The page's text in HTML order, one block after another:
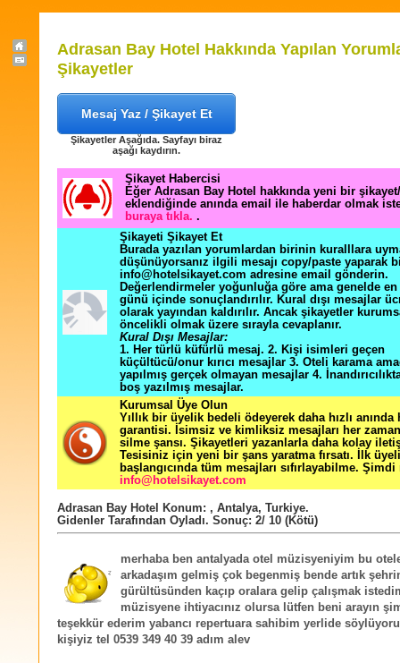
Adrasan Bay Hotel Hakkında Yapılan
Şikayetler
Mesaj Yaz / Şikayet Et
Şikayetler Aşağıda. Sayfayı biraz
aşağı kaydırın.
Şikayet Habercisi
Eğer Adrasan Bay Hotel hakkında yeni bir
eklendiğinde anında email ile haberdar olmak
buraya tıkla. .
Şikayeti Şikayet Et
Burada yazılan yorumlardan birinin kuralllara
düşünüyorsanız ilgili mesajı copy/paste yaparak
info@hotelsikayet.com adresine email gönderin.
Değerlendirmeler yoğunluğa göre ama genelde
günü içinde sonuçlandırılır. Kural dışı mesajlar
olarak yayından kaldırılır. Ancak şikayetler
öncelikli olmak üzere sırayla cevaplanır.
Kural Dışı Mesajlar:
1. Her türlü küfürlü mesaj. 2. Kişi isimleri geçen
küçültücü/onur kırıcı mesajlar 3. Oteli karama
yapılmış gerçek olmayan mesajlar 4.
boş yazılmış mesajlar.
Kurumsal Üye Olun
Yıllık bir üyelik bedeli ödeyerek daha hızlı
garantisi. İsimsiz ve kimliksiz mesajları her zaman
silme şansı. Şikayetleri yazanlarla daha kolay
Tesisiniz için yeni bir şans yaratma fırsatı. İlk
başlangıcında tüm mesajları sıfırlayabilme. Şimdi
info@hotelsikayet.com
Adrasan Bay Hotel Konum: , Antalya, Turkiye.
Gidenler Tarafından Oyladı. Sonuç: 2/ 10 (Kötü)
merhaba ben antalyada otel müzisyeniyim bu
arkadaşım gelmiş çok begenmiş bende artık
gürültüsünden kaçıp oralara gelip çalışmak
müzisyene ihtiyacınız olursa lütfen beni arayın
teşekkür ederim yabancı repertuara sahibim yerlide
kişiyiz tel 0539 349 40 39 adım alev